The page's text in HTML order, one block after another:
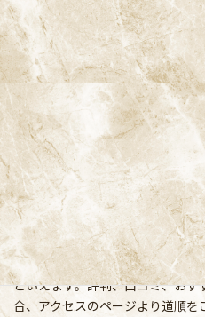
阿佐ヶ谷ことぶき歯科・矯正歯科
〒166-0004 東京都杉並区阿佐谷
阿佐ヶ谷の歯医者「阿佐ヶ谷こ
央線(快速)「阿佐ケ谷駅」徒歩0
徒歩0分 / 東京メトロ丸ノ内線「
ぐでとても通いやすい場所にあ
宿、東京都内、隣接県や遠方か
といえます。評判、口コミ、お
合、アクセスのページより道順を